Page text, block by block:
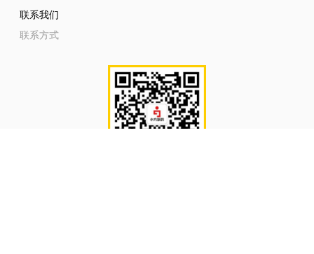
联系我们
联系方式